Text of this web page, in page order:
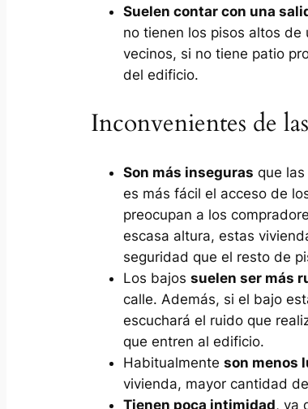
Suelen contar con una
no tienen los pisos altos
vecinos, si no tiene patio
del edificio.
Inconvenientes de
Son más inseguras que
es más fácil el acceso de
preocupan a los
escasa altura, estas
seguridad que el resto de
Los bajos suelen ser más
calle. Además, si el bajo
escuchará el ruido que
que entren al edificio.
Habitualmente son menos
vivienda, mayor cantidad
Tienen poca intimidad, ya